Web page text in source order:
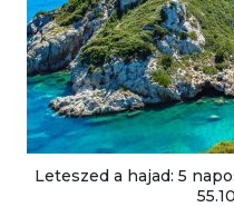
Leteszed a hajad: 5